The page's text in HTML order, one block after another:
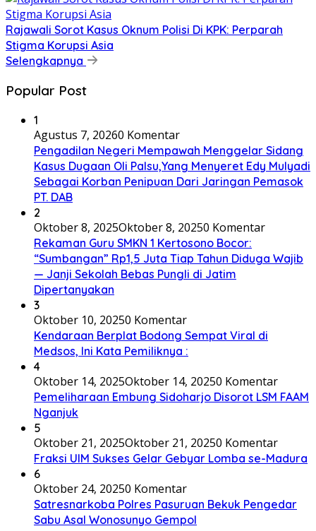
Rajawali Sorot Kasus Oknum Polisi Di KPK: Perparah
Stigma Korupsi Asia
Selengkapnya
Popular Post
1
Agustus 7, 20260 Komentar
Pengadilan Negeri Mempawah Menggelar Sidang
Kasus Dugaan Oli Palsu,Yang Menyeret Edy Mulyadi
Sebagai Korban Penipuan Dari Jaringan Pemasok
PT. DAB
2
Oktober 8, 2025Oktober 8, 20250 Komentar
Rekaman Guru SMKN 1 Kertosono Bocor:
“Sumbangan” Rp1,5 Juta Tiap Tahun Diduga Wajib
— Janji Sekolah Bebas Pungli di Jatim
Dipertanyakan
3
Oktober 10, 20250 Komentar
Kendaraan Berplat Bodong Sempat Viral di
Medsos, Ini Kata Pemiliknya :
4
Oktober 14, 2025Oktober 14, 20250 Komentar
Pemeliharaan Embung Sidoharjo Disorot LSM FAAM
Nganjuk
5
Oktober 21, 2025Oktober 21, 20250 Komentar
Fraksi UIM Sukses Gelar Gebyar Lomba se-Madura
6
Oktober 24, 20250 Komentar
Satresnarkoba Polres Pasuruan Bekuk Pengedar
Sabu Asal Wonosunyo Gempol